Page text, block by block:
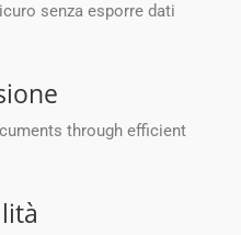
senza esporre dati
through efficient